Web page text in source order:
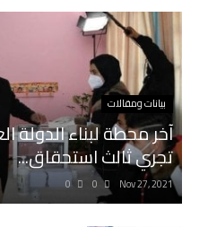
بيانات ومقالات
آخر محطة لبناء الدولة
تجري ثالث استحقاق...
Nov 27, 2021
0
0